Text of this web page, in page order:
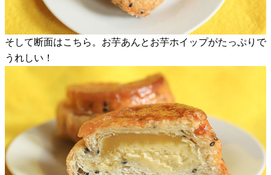
そして断面はこちら。お芋あんとお芋ホイップがたっぷりで
うれしい！